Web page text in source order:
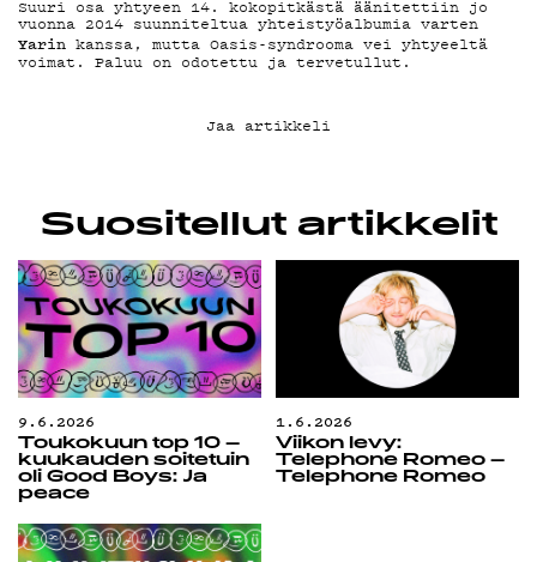
TIETOSUOJA
Suuri osa yhtyeen 14. kokopitkästä äänitettiin jo
vuonna 2014 suunniteltua yhteistyöalbumia varten
Yarin kanssa, mutta Oasis-syndrooma vei yhtyeeltä
voimat. Paluu on odotettu ja tervetullut.
Jaa artikkeli
Suositellut artikkelit
9.6.2026
Toukokuun top 10 –
kuukauden soitetuin
oli Good Boys: Ja
peace
1.6.2026
Viikon levy:
Telephone Romeo –
Telephone Romeo